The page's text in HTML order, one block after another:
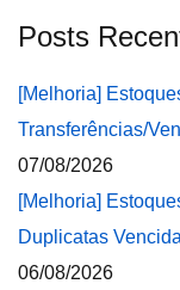
Posts
[Melhoria]
Transferências/
07/08/2026
[Melhoria]
Duplicatas
06/08/2026